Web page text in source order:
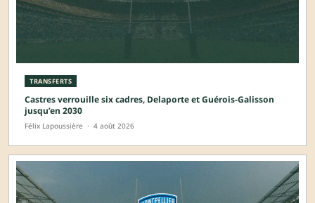
TRANSFERTS
Castres verrouille six cadres, Delaporte et Guérois-Galisson
jusqu’en 2030
Félix Lapoussière · 4 août 2026